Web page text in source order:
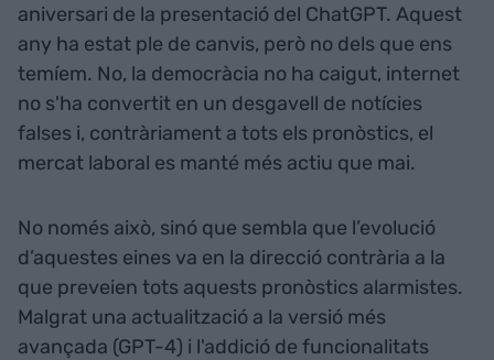
aniversari de la presentació del ChatGPT. Aquest
any ha estat ple de canvis, però no dels que ens
temíem. No, la democràcia no ha caigut, internet
no s'ha convertit en un desgavell de notícies
falses i, contràriament a tots els pronòstics, el
mercat laboral es manté més actiu que mai.
No només això, sinó que sembla que l’evolució
d’aquestes eines va en la direcció contrària a la
que preveien tots aquests pronòstics alarmistes.
Malgrat una actualització a la versió més
avançada (GPT-4) i l'addició de funcionalitats